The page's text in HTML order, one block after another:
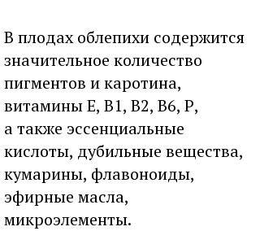
В плодах облепихи содержится
значительное количество
пигментов и каротина,
витамины Е, В1, В2, В6, Р,
а также эссенциальные
кислоты, дубильные вещества,
кумарины, флавоноиды,
эфирные масла,
микроэлементы.